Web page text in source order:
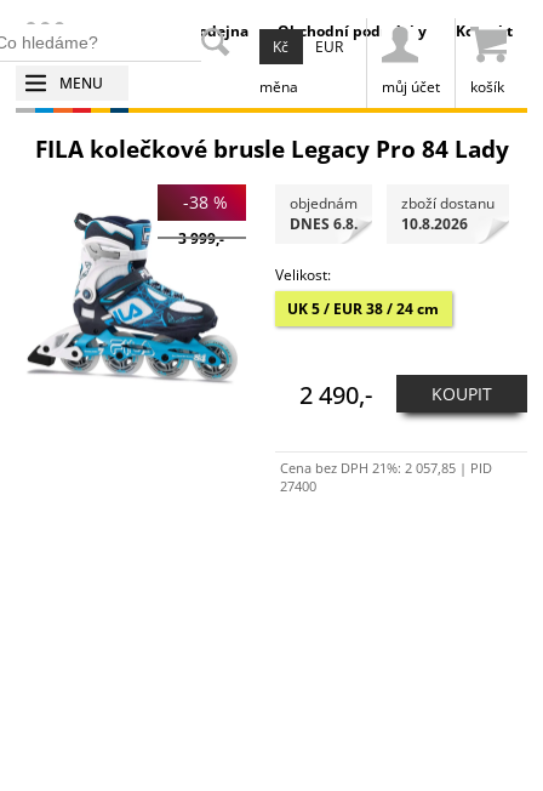
Prodejna Obchodní podmínky Kontakt
MENU
Kč
EUR
měna
můj účet košík
FILA kolečkové brusle Legacy Pro 84 Lady
-38 %
3 999,-
objednám
DNES 6.8.
zboží dostanu
10.8.2026
Velikost:
UK 5 / EUR 38 / 24 cm
2 490,- KOUPIT
Cena bez DPH 21%: 2 057,85| PID
27400